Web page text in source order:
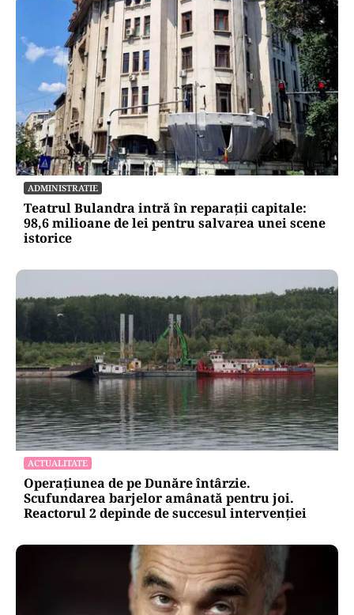
ADMINISTRATIE
Teatrul Bulandra intră în reparații capitale:
98,6 milioane de lei pentru salvarea unei scene
istorice
ACTUALITATE
Operațiunea de pe Dunăre întârzie.
Scufundarea barjelor amânată pentru joi.
Reactorul 2 depinde de succesul intervenției